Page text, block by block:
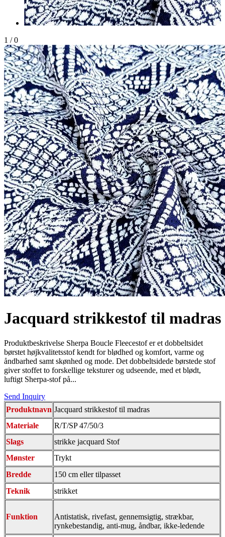
1 / 0
Jacquard strikkestof til madras
Produktbeskrivelse Sherpa Boucle Fleecestof er et dobbeltsidet
børstet højkvalitetsstof kendt for blødhed og komfort, varme og
åndbarhed samt skønhed og mode. Det dobbeltsidede børstede stof
giver stoffet to forskellige teksturer og udseende, med et blødt,
luftigt Sherpa-stof på...
Send Inquiry
Produktnavn Jacquard strikkestof til madras
Materiale
R/T/SP 47/50/3
Slags
strikke jacquard Stof
Mønster
Trykt
Bredde
150 cm eller tilpasset
Teknik
strikket
Funktion
Antistatisk, rivefast, gennemsigtig, strækbar,
rynkebestandig, anti-mug, åndbar, ikke-ledende